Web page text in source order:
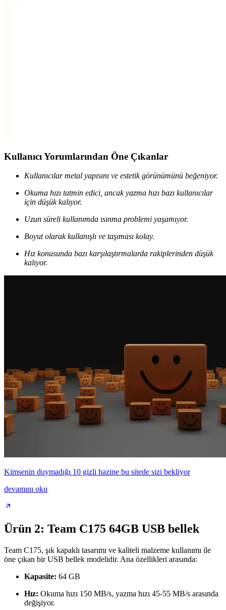
Kullanıcı Yorumlarından Öne Çıkanlar
Kullanıcılar metal yapısını ve estetik görünümünü beğeniyor.
Okuma hızı tatmin edici, ancak yazma hızı bazı kullanıcılar
için düşük kalıyor.
Uzun süreli kullanımda ısınma problemi yaşamıyor.
Boyut olarak kullanışlı ve taşıması kolay.
Hız konusunda bazı karşılaştırmalarda rakiplerinden düşük
kalıyor.
Kimsenin duymadığı 10 gizli hazine bu sitede sizi bekliyor
devamını oku
Ürün 2: Team C175 64GB USB bellek
Team C175, şık kapaklı tasarımı ve kaliteli malzeme kullanımı ile
öne çıkan bir USB bellek modelidir. Ana özellikleri arasında:
Kapasite: 64 GB
Hız: Okuma hızı 150 MB/s, yazma hızı 45-55 MB/s arasında
değişiyor.